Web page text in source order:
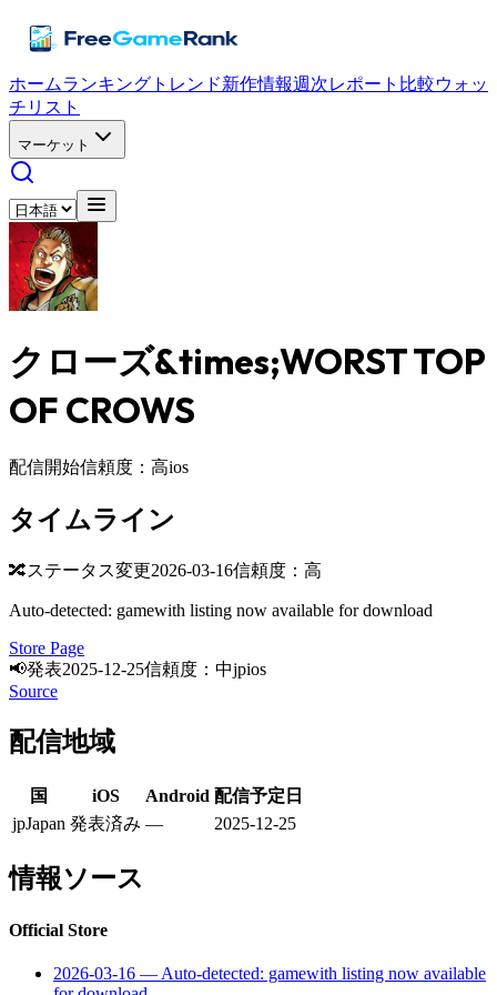
ホームランキング トレンド新作情報週次レポート 比較ウォッ
チリスト
マーケット
クローズ&times;WORST TOP
OF CROWS
配信開始信頼度：高ios
タイムライン
🔀ステータス変更2026-03-16信頼度：高
Auto-detected: gamewith listing now available for download
Store Page
📢発表2025-12-25信頼度：中jpios
Source
配信地域
国 iOS Android 配信予定日
jpJapan 発表済み — 2025-12-25
情報ソース
Official Store
2026-03-16 — Auto-detected: gamewith listing now available